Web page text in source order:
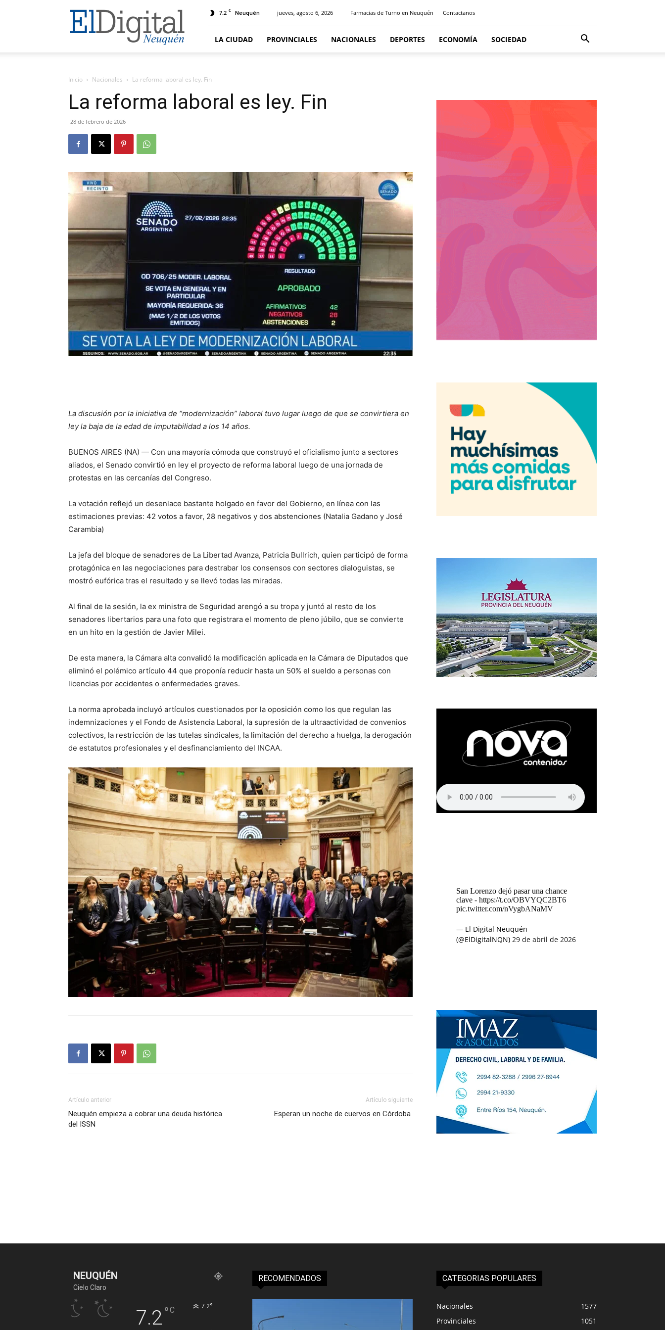
El
Digital
Neuquen
7.2 C Neuquén jueves, agosto 6, 2026 Farmacias de Turno en Neuquén Contactanos
LA CIUDAD PROVINCIALES NACIONALES DEPORTES ECONOMÍA SOCIEDAD
Inicio Nacionales La reforma laboral es ley. Fin
La reforma laboral es ley. Fin
28 de febrero de 2026
La discusión por la iniciativa de “modernización” laboral tuvo lugar luego de que se convirtiera en
ley la baja de la edad de imputabilidad a los 14 años.
BUENOS AIRES (NA) — Con una mayoría cómoda que construyó el oficialismo junto a sectores
aliados, el Senado convirtió en ley el proyecto de reforma laboral luego de una jornada de
protestas en las cercanías del Congreso.
La votación reflejó un desenlace bastante holgado en favor del Gobierno, en línea con las
estimaciones previas: 42 votos a favor, 28 negativos y dos abstenciones (Natalia Gadano y José
Carambia)
La jefa del bloque de senadores de La Libertad Avanza, Patricia Bullrich, quien participó de forma
protagónica en las negociaciones para destrabar los consensos con sectores dialoguistas, se
mostró eufórica tras el resultado y se llevó todas las miradas.
Al final de la sesión, la ex ministra de Seguridad arengó a su tropa y juntó al resto de los
senadores libertarios para una foto que registrara el momento de pleno júbilo, que se convierte
en un hito en la gestión de Javier Milei.
De esta manera, la Cámara alta convalidó la modificación aplicada en la Cámara de Diputados que
eliminó el polémico artículo 44 que proponía reducir hasta un 50% el sueldo a personas con
licencias por accidentes o enfermedades graves.
La norma aprobada incluyó artículos cuestionados por la oposición como los que regulan las
indemnizaciones y el Fondo de Asistencia Laboral, la supresión de la ultraactividad de convenios
colectivos, la restricción de las tutelas sindicales, la limitación del derecho a huelga, la derogación
de estatutos profesionales y el desfinanciamiento del INCAA.
Artículo anterior
Neuquén empieza a cobrar una deuda histórica
del ISSN
Artículo siguiente
Esperan un noche de cuervos en Córdoba
San Lorenzo dejó pasar una chance
clave - https://t.co/OBVYQC2BT6
pic.twitter.com/nVygbANaMV
— El Digital Neuquén
(@ElDigitalNQN) 29 de abril de 2026
NEUQUÉN
Cielo Claro
7.2°C 7.2°
RECOMENDADOS CATEGORIAS POPULARES
Nacionales
1577
Provinciales
1051